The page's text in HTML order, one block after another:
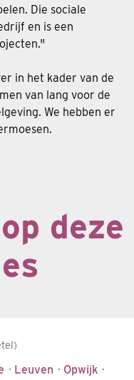
Die sociale
en is een
in het kader van de
van lang voor de
We hebben er
deze
· Leuven · Opwijk ·